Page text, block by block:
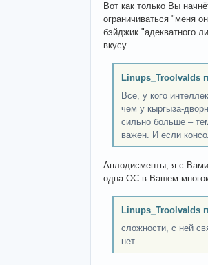
Вот как только Вы
ограничиваться "меня
бэйджик "адекватного
вкусу.
Linups_Troolvalds
Все, у кого
чем у кыргыза-
сильно больше –
важен. И если
Аплодисменты, я с
одна ОС в Вашем
Linups_Troolvalds
сложности, с ней
нет.